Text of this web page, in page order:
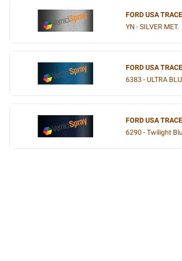
FORD USA
YN - SILVER MET.
FORD USA
6383 - ULTRA
FORD USA
6290 - Twilight